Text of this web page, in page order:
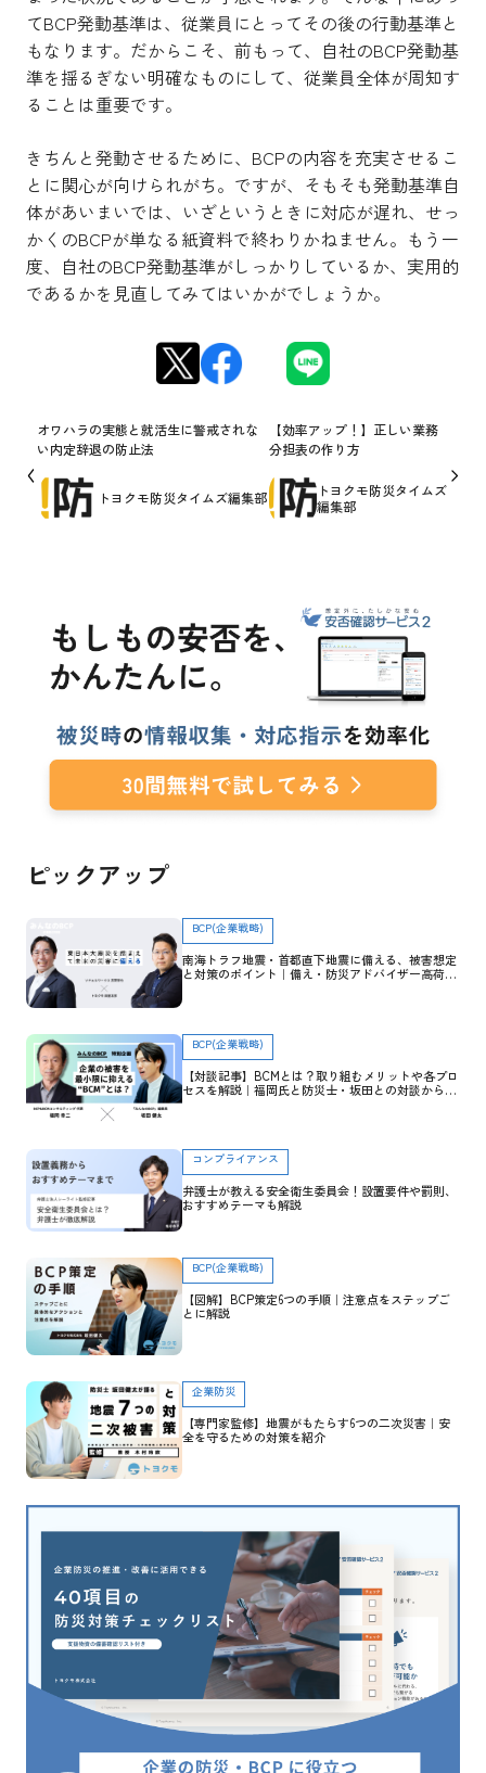
てBCP発動基準は、従業員にとってその後の行動基準と
もなります。だからこそ、前もって、自社のBCP発動基
準を揺るぎない明確なものにして、従業員全体が周知す
ることは重要です。
きちんと発動させるために、BCPの内容を充実させるこ
とに関心が向けられがち。ですが、そもそも発動基準自
体があいまいでは、いざというときに対応が遅れ、せっ
かくのBCPが単なる紙資料で終わりかねません。もう一
度、自社のBCP発動基準がしっかりしているか、実用的
であるかを見直してみてはいかがでしょうか。
オワハラの実態と就活生に警戒されな
い内定辞退の防止法
トヨクモ防災タイムズ編集部
【効率アップ！】正しい業務
分担表の作り方
トヨクモ防災タイムズ
編集部
ピックアップ
BCP(企業戦略)
南海トラフ地震・首都直下地震に備える、被害想定
と対策のポイント｜備え・防災アドバイザー高荷智
BCP(企業戦略)
【対談記事】BCMとは？取り組むメリットや各プロ
セスを解説｜福岡氏と防災士・坂田との対談から学
コンプライアンス
弁護士が教える安全衛生委員会！設置要件や罰則、
おすすめテーマも解説
BCP(企業戦略)
【図解】BCP策定6つの手順｜注意点をステップご
とに解説
企業防災
【専門家監修】地震がもたらす6つの二次災害｜安
全を守るための対策を紹介